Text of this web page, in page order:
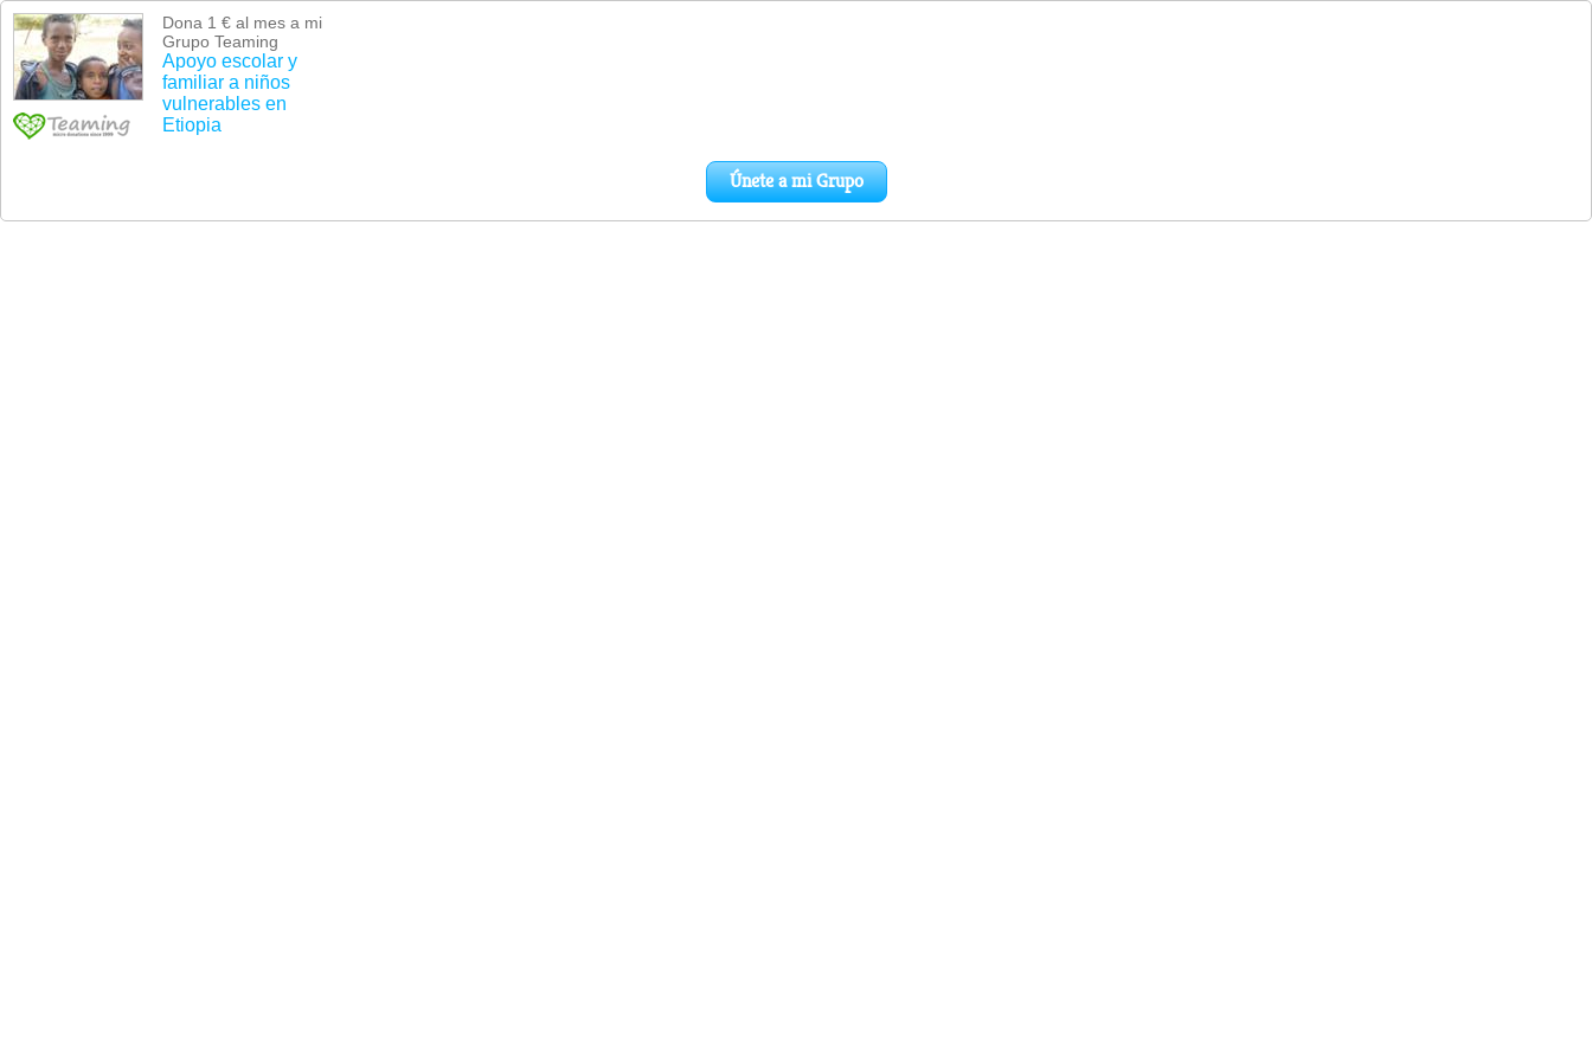
Dona 1 € al mes a mi
Grupo Teaming
Apoyo escolar y
familiar a niños
vulnerables en
Etiopia
Únete a mi Grupo